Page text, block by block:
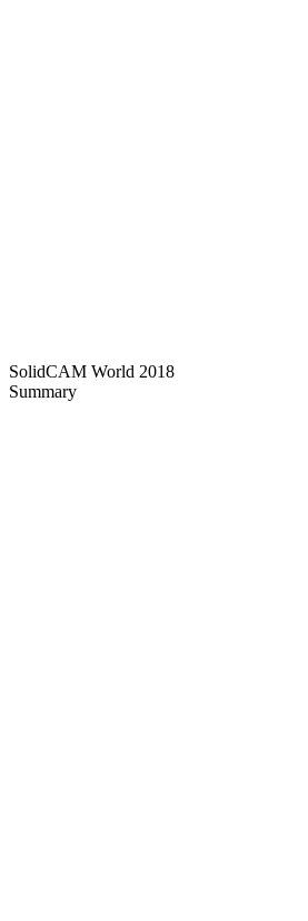
SolidCAM World 2018
Summary